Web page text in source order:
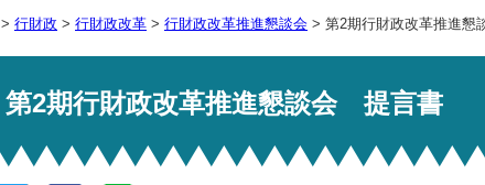
> 行財政 > 行財政改革 > 行財政改革推進懇談会 > 第2期行財政改革推進
第2期行財政改革推進懇談会 提言書